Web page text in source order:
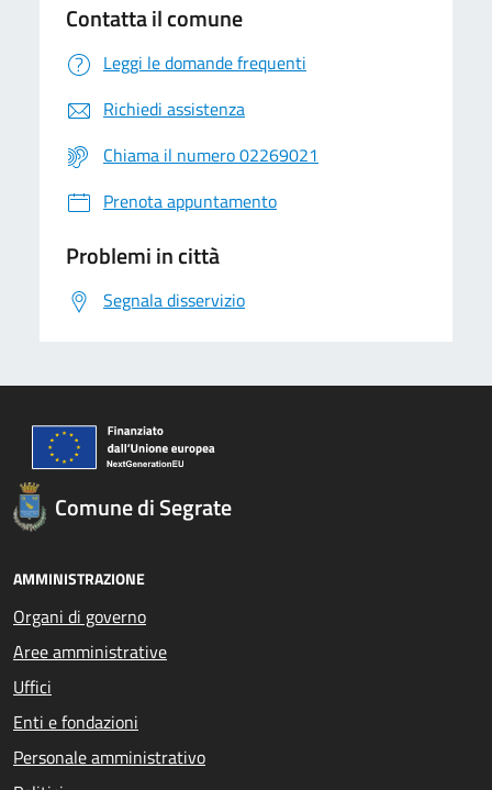
Contatta il comune
Leggi le domande frequenti
Richiedi assistenza
Chiama il numero 02269021
Prenota appuntamento
Problemi in città
Segnala disservizio
Comune di Segrate
AMMINISTRAZIONE
Organi di governo
Aree amministrative
Uffici
Enti e fondazioni
Personale amministrativo